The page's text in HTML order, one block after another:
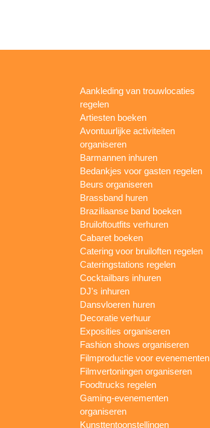
Aankleding van trouwlocaties
regelen
Artiesten boeken
Avontuurlijke activiteiten
organiseren
Barmannen inhuren
Bedankjes voor gasten regelen
Beurs organiseren
Brassband huren
Braziliaanse band boeken
Bruiloftoutfits verhuren
Cabaret boeken
Catering voor bruiloften regelen
Cateringstations regelen
Cocktailbars inhuren
DJ's inhuren
Dansvloeren huren
Decoratie verhuur
Exposities organiseren
Fashion shows organiseren
Filmproductie voor evenementen
Filmvertoningen organiseren
Foodtrucks regelen
Gaming-evenementen
organiseren
Kunsttentoonstellingen